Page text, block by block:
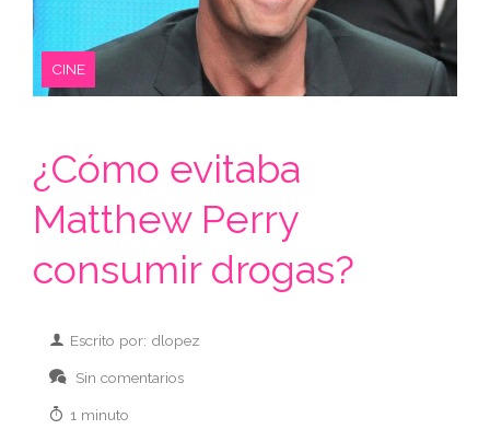
CINE
¿Cómo evitaba
Matthew Perry
consumir drogas?
Escrito por: dlopez
Sin comentarios
1 minuto